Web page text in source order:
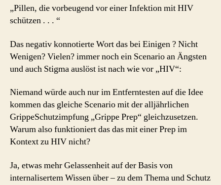
„Pillen, die vorbeugend vor einer Infektion mit HIV
schützen . . . “
Das negativ konnotierte Wort das bei Einigen ? Nicht
Wenigen? Vielen? immer noch ein Scenario an Ängsten
und auch Stigma auslöst ist nach wie vor „HIV“:
Niemand würde auch nur im Entferntesten auf die Idee
kommen das gleiche Scenario mit der alljährlichen
GrippeSchutzimpfung „Grippe Prep“ gleichzusetzen.
Warum also funktioniert das das mit einer Prep im
Kontext zu HIV nicht?
Ja, etwas mehr Gelassenheit auf der Basis von
internalisertem Wissen über – zu dem Thema und Schutz